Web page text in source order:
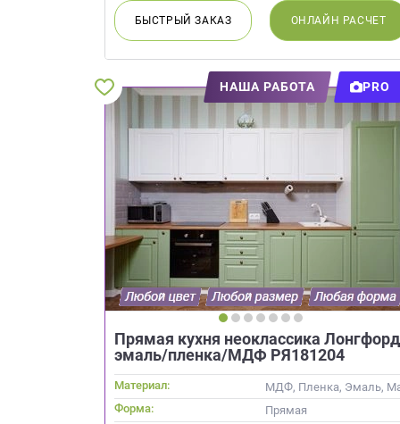
БЫСТРЫЙЗАКАЗ ОНЛАЙН РАСЧЕТ
НАША РАБОТА PRO
Прямая кухня неоклассика Лонгфорд
эмаль/пленка/МДФ РЯ181204
Материал:
МДФ, Пленка, Эмаль,
Форма:
Прямая
с